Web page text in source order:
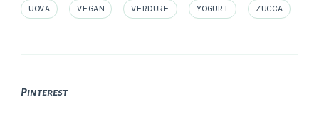
UOVA VEGAN VERDURE YOGURT ZUCCA
Pinterest